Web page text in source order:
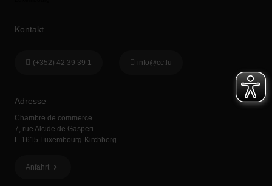
Adresse
Chambre de commerce
7, rue Alcide de Gasperi
L-1615 Luxembourg-Kirchberg
Anfahrt
Kontakt
(+352) 42 39 39 1 info@cc.lu